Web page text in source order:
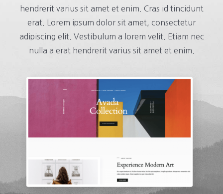
hendrerit varius sit amet et enim. Cras id tincidunt
erat. Lorem ipsum dolor sit amet, consectetur
adipiscing elit. Vestibulum a lorem velit. Etiam nec
nulla a erat hendrerit varius sit amet et enim.